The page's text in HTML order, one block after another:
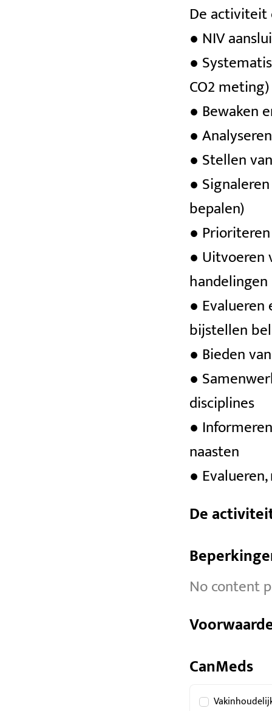
De
● NIV
●
CO2 meting)
● Bewaken
●
● Stellen
●
bepalen)
●
● Uitvoeren
handelingen
●
bijstellen
● Bieden
●
disciplines
●
naasten
●
De
No content
CanMeds